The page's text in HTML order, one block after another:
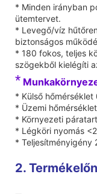
* Minden irányban
ütemtervet.
* Levegő/víz
biztonságos
* 180 fokos, teljes
szögekből kielégíti
*
* Külső
* Üzemi
* Környezeti
* Légköri nyomás
* Teljesítményigény
2.